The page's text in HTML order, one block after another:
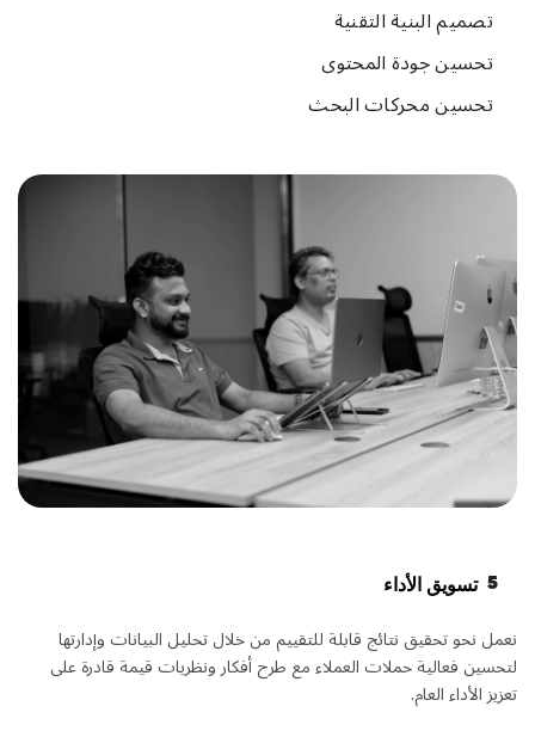
تصميم البنية التقنية
تحسين جودة المحتوى
تحسين محركات البحث
5 تسويق الأداء
نعمل نحو تحقيق نتائج قابلة للتقييم من خلال تحليل البيانات وإدارتها
لتحسين فعالية حملات العملاء مع طرح أفكار ونظريات قيمة قادرة على
تعزيز الأداء العام.